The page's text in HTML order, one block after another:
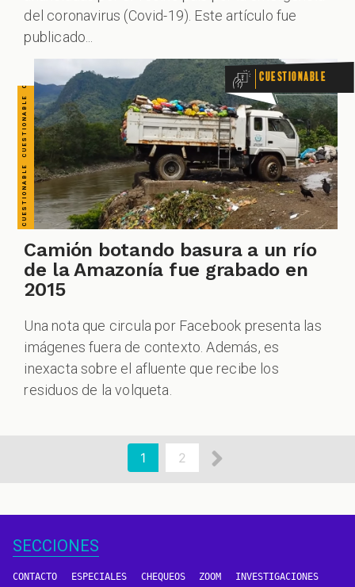
del coronavirus (Covid-19). Este artículo fue
publicado...
Cuestionable
Camión botando basura a un río
de la Amazonía fue grabado en
2015
Una nota que circula por Facebook presenta las
imágenes fuera de contexto. Además, es
inexacta sobre el afluente que recibe los
residuos de la volqueta.
Página
actual
1 Page
2
Siguiente
SECCIONES
CONTACTO ESPECIALES CHEQUEOS ZOOM INVESTIGACIONES